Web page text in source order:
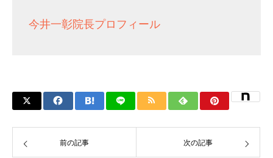
今井一彰院長プロフィール
前の記事 次の記事